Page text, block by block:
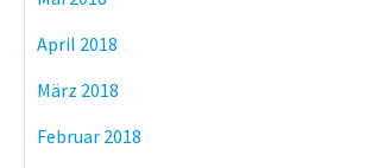
April 2018
März 2018
Februar 2018